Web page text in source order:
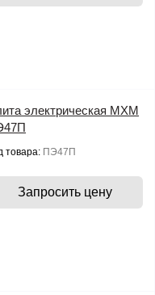
электрическая МХМ
товара: ПЭ47П
Запросить цену